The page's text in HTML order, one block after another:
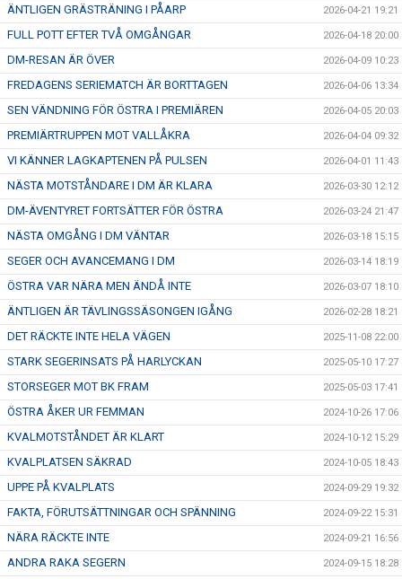
ÄNTLIGEN GRÄSTRÄNING I PÅARP 2026-04-21 19:21
FULL POTT EFTER TVÅ OMGÅNGAR 2026-04-18 20:00
DM-RESAN ÄR ÖVER 2026-04-09 10:23
FREDAGENS SERIEMATCH ÄR BORTTAGEN 2026-04-06 13:34
SEN VÄNDNING FÖR ÖSTRA I PREMIÄREN 2026-04-05 20:03
PREMIÄRTRUPPEN MOT VALLÅKRA 2026-04-04 09:32
VI KÄNNER LAGKAPTENEN PÅ PULSEN 2026-04-01 11:43
NÄSTA MOTSTÅNDARE I DM ÄR KLARA 2026-03-30 12:12
DM-ÄVENTYRET FORTSÄTTER FÖR ÖSTRA 2026-03-24 21:47
NÄSTA OMGÅNG I DM VÄNTAR 2026-03-18 15:15
SEGER OCH AVANCEMANG I DM 2026-03-14 18:19
ÖSTRA VAR NÄRA MEN ÄNDÅ INTE 2026-03-07 18:10
ÄNTLIGEN ÄR TÄVLINGSSÄSONGEN IGÅNG 2026-02-28 18:21
DET RÄCKTE INTE HELA VÄGEN 2025-11-08 22:00
STARK SEGERINSATS PÅ HARLYCKAN 2025-05-10 17:27
STORSEGER MOT BK FRAM 2025-05-03 17:41
ÖSTRA ÅKER UR FEMMAN 2024-10-26 17:06
KVALMOTSTÅNDET ÄR KLART 2024-10-12 15:29
KVALPLATSEN SÄKRAD 2024-10-05 18:43
UPPE PÅ KVALPLATS 2024-09-29 19:32
FAKTA, FÖRUTSÄTTNINGAR OCH SPÄNNING 2024-09-22 15:31
NÄRA RÄCKTE INTE 2024-09-21 16:56
ANDRA RAKA SEGERN 2024-09-15 18:28